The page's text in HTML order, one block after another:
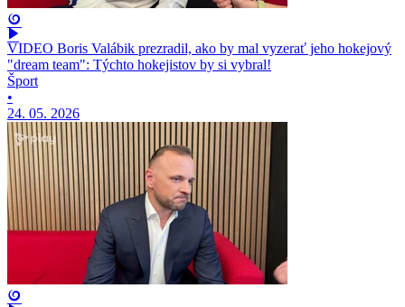
VIDEO Boris Valábik prezradil, ako by mal vyzerať jeho hokejový
"dream team": Týchto hokejistov by si vybral!
Šport
•
24. 05. 2026